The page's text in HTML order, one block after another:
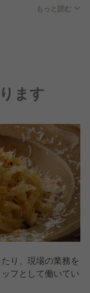
良く進化させるた
働いています。
ことが一番大切！
間の仲の良さも当社
食店」を一緒に作
社の魅力―――□■■
30歳！
ている職場なの
境です。
広い意見を採用し
どんと自分のアイ
上げて、特製ソー
は女性にも大人気
用意！
きな方にもしっか
♪
ュールワインな
いく予定です！
す。
の新メンバーを募
積むことができま
もっと読む
ます
り、現場の業務を
フとして働いてい